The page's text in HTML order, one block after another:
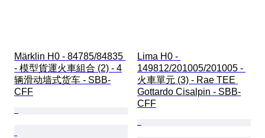
Märklin H0 - 84785/84835
- 模型貨運火車組合 (2) - 4
辆滑动墙式货车 - SBB-
CFF
Lima H0 -
149812/201005/201005 -
火車單元 (3) - Rae TEE
Gottardo Cisalpin - SBB-
CFF